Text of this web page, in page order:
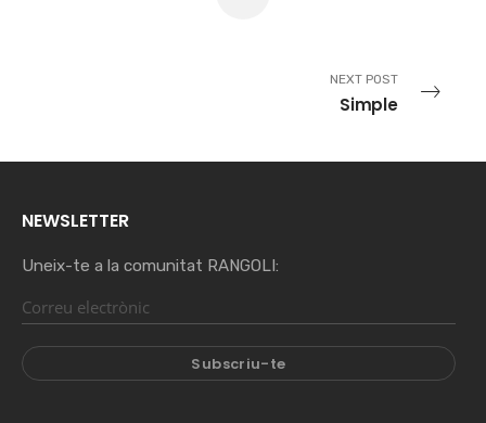
NEXT POST
Simple
NEWSLETTER
Uneix-te a la comunitat RANGOLI: